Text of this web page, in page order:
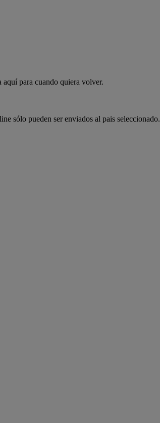
aquí para cuando quiera volver.
sólo pueden ser enviados al pais seleccionado.